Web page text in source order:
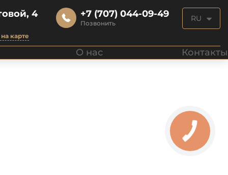
4
карте
+7 (707) 044-09-49
Позвонить
RU
О нас Контакты